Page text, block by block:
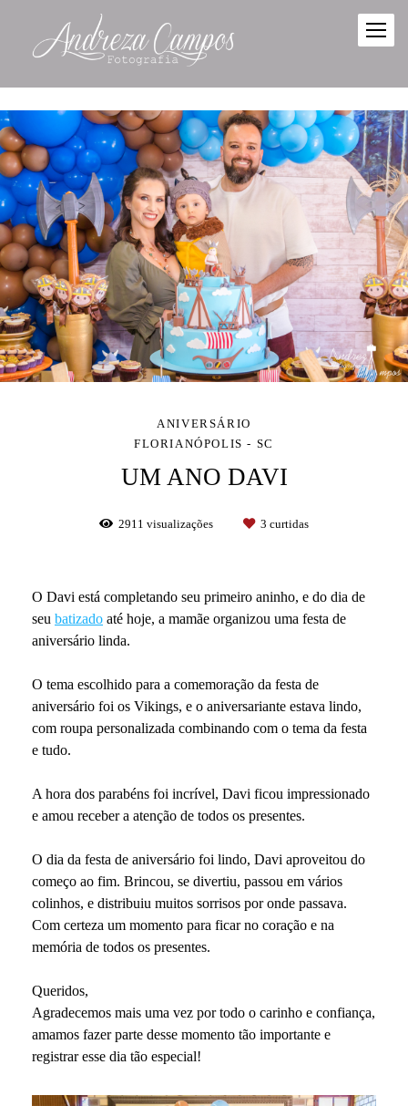
ANIVERSÁRIO
FLORIANÓPOLIS - SC
UM ANO DAVI
2911 visualizações 3 curtidas
O Davi está completando seu primeiro aninho, e do dia de
seu batizado até hoje, a mamãe organizou uma festa de
aniversário linda.
O tema escolhido para a comemoração da festa de
aniversário foi os Vikings, e o aniversariante estava lindo,
com roupa personalizada combinando com o tema da festa
e tudo.
A hora dos parabéns foi incrível, Davi ficou impressionado
e amou receber a atenção de todos os presentes.
O dia da festa de aniversário foi lindo, Davi aproveitou do
começo ao fim. Brincou, se divertiu, passou em vários
colinhos, e distribuiu muitos sorrisos por onde passava.
Com certeza um momento para ficar no coração e na
memória de todos os presentes.
Queridos,
Agradecemos mais uma vez por todo o carinho e confiança,
amamos fazer parte desse momento tão importante e
registrar esse dia tão especial!